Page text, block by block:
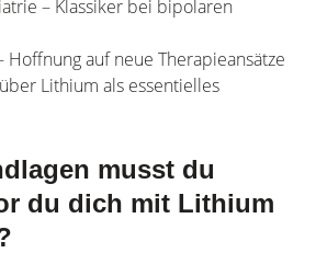
– Klassiker bei bipolaren
Hoffnung auf neue Therapieansätze
Lithium als essentielles
musst du
du dich mit Lithium